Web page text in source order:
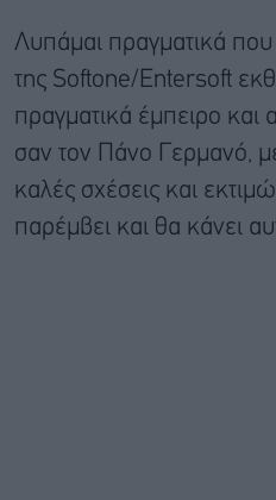
Λυπάμαι πραγματικά
της Softone/Entersoft
πραγματικά έμπειρο και
σαν τον Πάνο Γερμανό,
καλές σχέσεις και
παρέμβει και θα κάνει